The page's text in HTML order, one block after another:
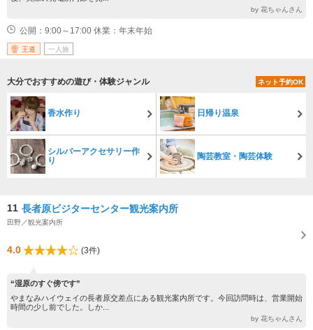
by 花ちゃんさん
公開：9:00～17:00 休業：年末年始
王道 一人旅
大分でおすすめの遊び・体験ジャンル ネット予約OK
香水作り 日帰り温泉
シルバーアクセサリー作
り
陶芸教室・陶芸体験
11 長者原ビジターセンター観光案内所
田野／観光案内所
4.0 (3件)
“湿原のすぐ傍です”
やまなみハイウェイの長者原交差点にある観光案内所です。今回訪問時は、営業開始
時間の少し前でした。しか...
by 花ちゃんさん